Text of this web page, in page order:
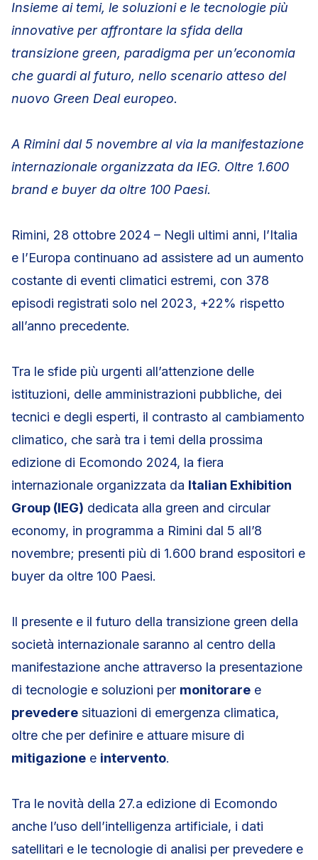
Insieme ai temi, le soluzioni e le tecnologie più
innovative per affrontare la sfida della
transizione green, paradigma per un’economia
che guardi al futuro, nello scenario atteso del
nuovo Green Deal europeo.
A Rimini dal 5 novembre al via la manifestazione
internazionale organizzata da IEG. Oltre 1.600
brand e buyer da oltre 100 Paesi.
Rimini, 28 ottobre 2024 – Negli ultimi anni, l’Italia
e l’Europa continuano ad assistere ad un aumento
costante di eventi climatici estremi, con 378
episodi registrati solo nel 2023, +22% rispetto
all’anno precedente.
Tra le sfide più urgenti all’attenzione delle
istituzioni, delle amministrazioni pubbliche, dei
tecnici e degli esperti, il contrasto al cambiamento
climatico, che sarà tra i temi della prossima
edizione di Ecomondo 2024, la fiera
internazionale organizzata da Italian Exhibition
Group (IEG) dedicata alla green and circular
economy, in programma a Rimini dal 5 all’8
novembre; presenti più di 1.600 brand espositori e
buyer da oltre 100 Paesi.
Il presente e il futuro della transizione green della
società internazionale saranno al centro della
manifestazione anche attraverso la presentazione
di tecnologie e soluzioni per monitorare e
prevedere situazioni di emergenza climatica,
oltre che per definire e attuare misure di
mitigazione e intervento.
Tra le novità della 27.a edizione di Ecomondo
anche l’uso dell’intelligenza artificiale, i dati
satellitari e le tecnologie di analisi per prevedere e